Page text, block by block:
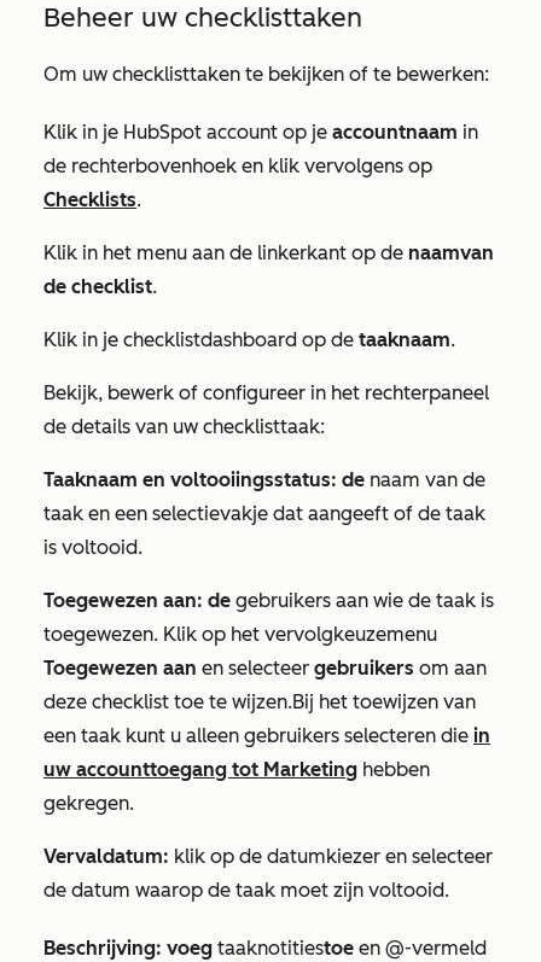
Beheer uw checklisttaken
Om uw checklisttaken te bekijken of te bewerken:
Klik in je HubSpot account op je accountnaam in
de rechterbovenhoek en klik vervolgens op
Checklists.
Klik in het menu aan de linkerkant op de naamvan
de checklist.
Klik in je checklistdashboard op de taaknaam.
Bekijk, bewerk of configureer in het rechterpaneel
de details van uw checklisttaak:
Taaknaam en voltooiingsstatus: de naam van de
taak en een selectievakje dat aangeeft of de taak
is voltooid.
Toegewezen aan: de gebruikers aan wie de taak is
toegewezen. Klik op het vervolgkeuzemenu
Toegewezen aan en selecteer gebruikers om aan
deze checklist toe te wijzen.Bij het toewijzen van
een taak kunt u alleen gebruikers selecteren die in
uw accounttoegang tot Marketing hebben
gekregen.
Vervaldatum: klik op de datumkiezer en selecteer
de datum waarop de taak moet zijn voltooid.
Beschrijving: voeg taaknotitiestoe en @-vermeld